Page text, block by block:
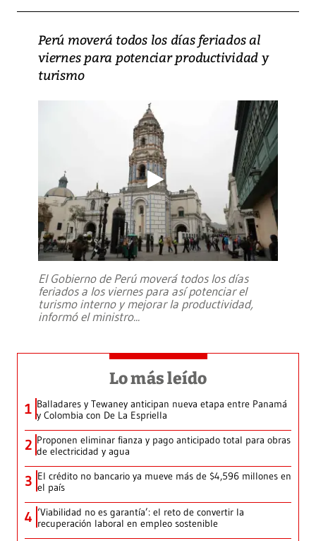
Perú moverá todos los días feriados al
viernes para potenciar productividad y
turismo
El Gobierno de Perú moverá todos los días
feriados a los viernes para así potenciar el
turismo interno y mejorar la productividad,
informó el ministro...
Lo más leído
1 Balladares y Tewaney anticipan nueva etapa entre Panamá
y Colombia con De La Espriella
2 Proponen eliminar fianza y pago anticipado total para obras
de electricidad y agua
3 El crédito no bancario ya mueve más de $4,596 millones en
el país
4 ‘Viabilidad no es garantía’: el reto de convertir la
recuperación laboral en empleo sostenible